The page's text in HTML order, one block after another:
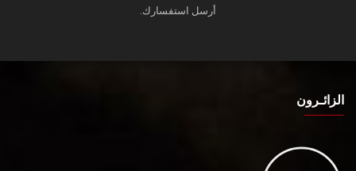
أرسل استفسارك.
الزائـرون